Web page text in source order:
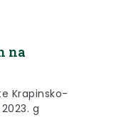
na
Krapinsko-
g